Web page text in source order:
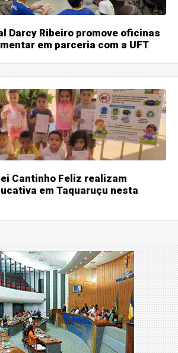
Darcy Ribeiro promove oficinas
em parceria com a UFT
Cantinho Feliz realizam
em Taquaruçu nesta